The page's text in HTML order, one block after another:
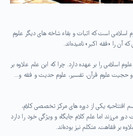
اسلامی است که اثبات و بقاء شاخه های دیگر علوم
آن را «فقه اکبر» نامیده‌اند.
اسلامی را بر عهده دارد. چرا که این علم علاوه بر
و حجیت علوم قرآن، تفسیر، علوم حدیث و فقه و…
افتتاحیه یکی از دوره های مرکز تخصصی کلام،
می‌زند اما علم کلام جایگاه و ویژگی خود را دارد
بر فقاهت، متکلم نیز بوده‌اند.